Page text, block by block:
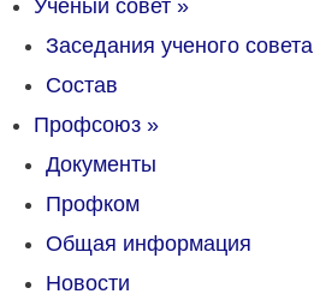
Ученый совет »
Заседания ученого совета
Состав
Профсоюз »
Документы
Профком
Общая информация
Новости